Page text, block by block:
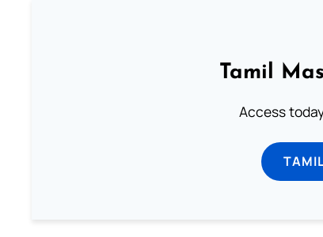
Tamil
Access